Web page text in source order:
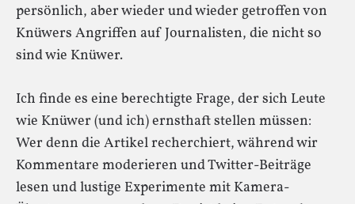
persönlich, aber wieder und wieder getroffen von
Knüwers Angriffen auf Journalisten, die nicht so
sind wie Knüwer.
Ich finde es eine berechtigte Frage, der sich Leute
wie Knüwer (und ich) ernsthaft stellen müssen:
Wer denn die Artikel recherchiert, während wir
Kommentare moderieren und Twitter-Beiträge
lesen und lustige Experimente mit Kamera-